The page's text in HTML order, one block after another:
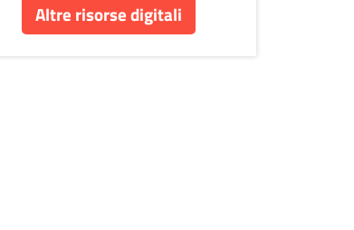
Altre risorse digitali